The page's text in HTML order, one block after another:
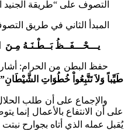
التصوف على “طريقة الجنيد
المبدأ الثاني في طريق
يـــحْـــفَــظُ بَــطْـنَـهُ
حفظ البطن من الحرام: أشار
طَيِّباً وَلاَ تَتَّبِعُواْ خُطُوَاتِ الشَّيْطَانِ”
والإجماع على أن طلب
على أن الانتفاع بالأعمال
يُقبل عمله الذي أتاه بجوارح